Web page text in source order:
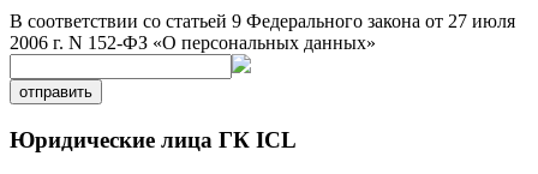
В соответствии со статьей 9 Федерального закона от 27 июля
2006 г. N 152-ФЗ «О персональных данных»
отправить
Юридические лица ГК ICL